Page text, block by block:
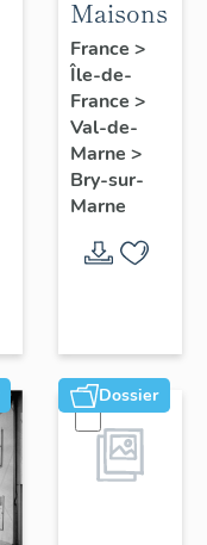
Maisons
France >
Île-de-
France >
Val-de-
Marne >
Bry-sur-
Marne
Dossier